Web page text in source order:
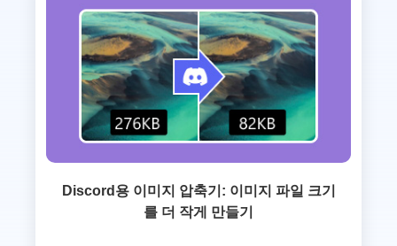
Discord용 이미지 압축기: 이미지 파일 크기
를 더 작게 만들기